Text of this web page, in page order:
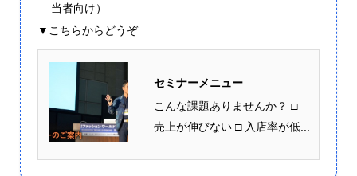
当者向け）
▼こちらからどうぞ
セミナーメニュー
こんな課題ありませんか？ □
売上が伸びない □ 入店率が低...